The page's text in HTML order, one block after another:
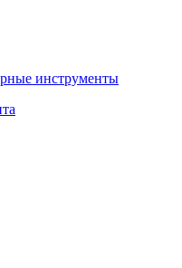
инструменты